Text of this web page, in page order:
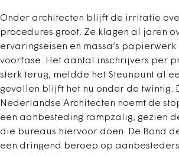
Onder architecten blijft de irritatie
procedures groot. Ze klagen al jaren
ervaringseisen en massa’s
voorfase. Het aantal inschrijvers per
sterk terug, meldde het Steunpunt al
gevallen blijft het nu onder de twintig.
Nederlandse Architecten noemt de
een aanbesteding rampzalig, gezien
die bureaus hiervoor doen. De Bond
een dringend beroep op